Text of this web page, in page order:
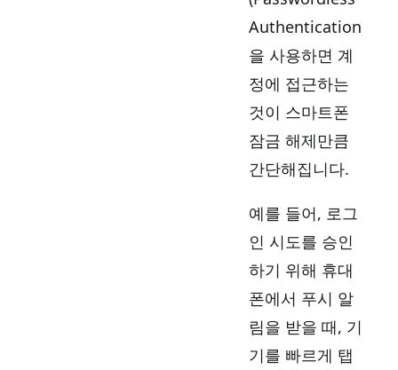
Authentication)
을 사용하면 계
정에 접근하는
것이 스마트폰
잠금 해제만큼
간단해집니다.
예를 들어, 로그
인 시도를 승인
하기 위해 휴대
폰에서 푸시 알
림을 받을 때, 기
기를 빠르게 탭